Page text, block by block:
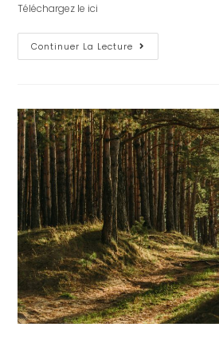
Téléchargez le ici
Continuer La Lecture